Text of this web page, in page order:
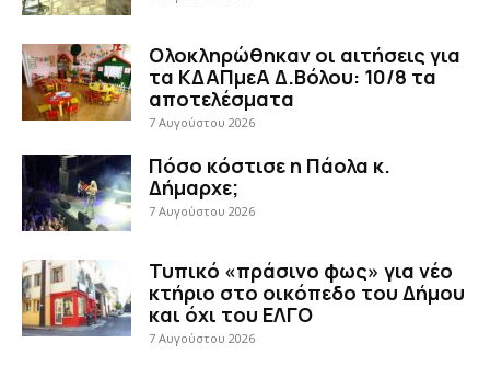
Ολοκληρώθηκαν οι αιτήσεις για
τα ΚΔΑΠμεΑ Δ.Βόλου: 10/8 τα
αποτελέσματα
7 Αυγούστου 2026
Πόσο κόστισε η Πάολα κ.
Δήμαρχε;
7 Αυγούστου 2026
Τυπικό «πράσινο φως» για νέο
κτήριο στο οικόπεδο του Δήμου
και όχι του ΕΛΓΟ
7 Αυγούστου 2026